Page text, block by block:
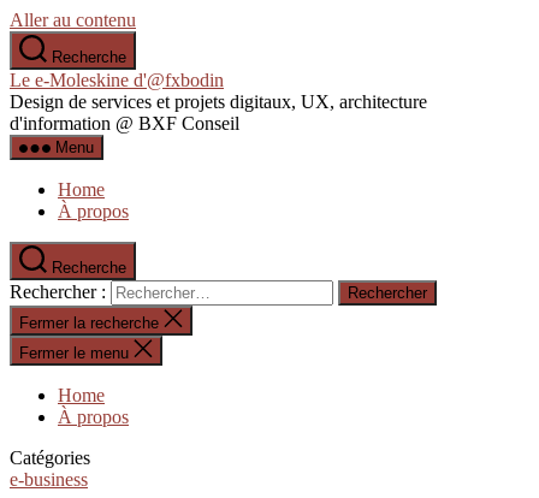
Aller au contenu
Recherche
Le e-Moleskine d'@fxbodin
Design de services et projets digitaux, UX, architecture
d'information @ BXF Conseil
Menu
Home
À propos
Recherche
Rechercher :
Fermer la recherche
Fermer le menu
Home
À propos
Catégories
e-business